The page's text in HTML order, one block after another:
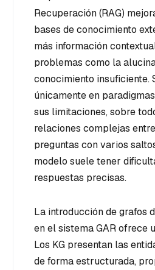
Recuperación (RAG)
bases de conocimiento
más información
problemas como la
conocimiento insuficiente.
únicamente en
sus limitaciones, sobre
relaciones complejas
preguntas con varios
modelo suele tener
respuestas precisas.
La introducción de grafos
en el sistema GAR ofrece
Los KG presentan las
de forma estructurada,